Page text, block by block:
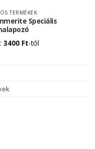
TERMÉKEK
Speciális
3400 Ft-tól